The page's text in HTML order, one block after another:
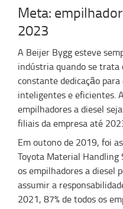
Meta:
2023
A Beijer Bygg esteve
indústria quando se trata
constante dedicação
inteligentes e eficientes.
empilhadores a diesel
filiais da empresa até
Em outono de 2019, foi
Toyota Material
os empilhadores a diesel
assumir a
2021, 87% de todos os